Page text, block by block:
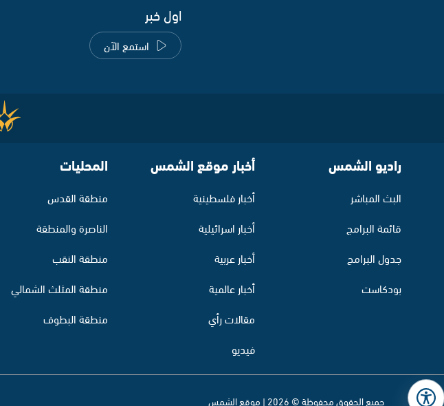
اول خبر
استمع الآن
راديو الشمس
البث المباشر
قائمة البرامج
جدول البرامج
بودكاست
أخبار موقع الشمس
أخبار فلسطينية
أخبار اسرائيلية
أخبار عربية
أخبار عالمية
مقالات رأي
فيديو
المحليات
منطقة القدس
الناصرة والمنطقة
منطقة النقب
منطقة المثلث الشمالي
منطقة البطوف
جميع الحقوق محفوظة © 2026 | موقع الشمس